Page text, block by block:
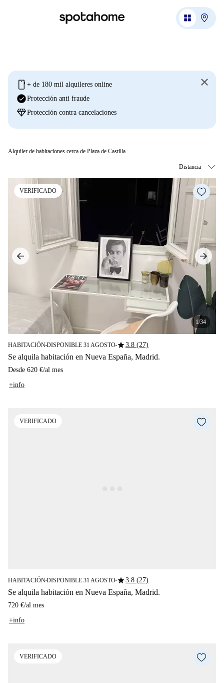
mobile + de 180 mil alquileres online
check_circleProtección anti fraude
diamondProtección contra cancelaciones
Alquiler de habitaciones cerca de Plaza de Castilla
VERIFICADO
1/34
HABITACIÓN■DISPONIBLE 31 AGOSTO■star3.8 (27)
Se alquila habitación en Nueva España, Madrid.
Desde 620 €/al mes
+info
VERIFICADO
HABITACIÓN■DISPONIBLE 31 AGOSTO■star3.8 (27)
Se alquila habitación en Nueva España, Madrid.
720 €/al mes
+info
VERIFICADO